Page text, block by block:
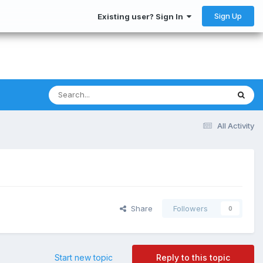
Existing user? Sign In Sign Up
All Activity
Share Followers 0
Reply to this topic
Start new topic